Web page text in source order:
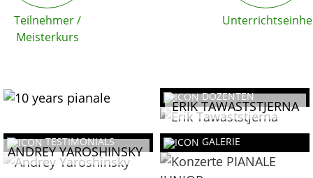
Teilnehmer /
Meisterkurs
DOZENTEN
ERIK TAWASTSTJERNA
TESTIMONIALS
ANDREY YAROSHINSKY
GALERIE